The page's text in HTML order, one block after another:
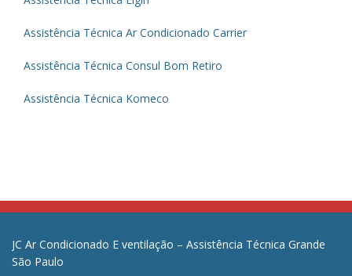
Assistência Técnica Ar Condicionado Carrier
Assistência Técnica Consul Bom Retiro
Assistência Técnica Komeco
JC Ar Condicionado E ventilação – Assistência Técnica Grande
São Paulo